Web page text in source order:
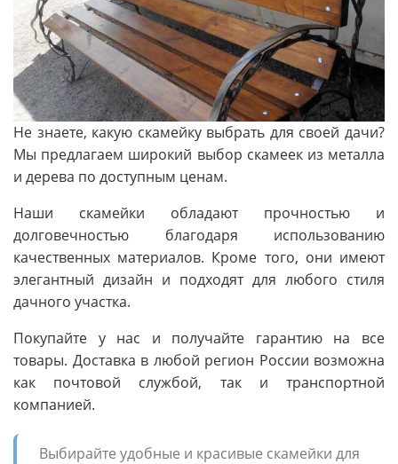
Не знаете, какую скамейку выбрать для своей дачи?
Мы предлагаем широкий выбор скамеек из металла
и дерева по доступным ценам.
Наши скамейки обладают прочностью и
долговечностью благодаря использованию
качественных материалов. Кроме того, они имеют
элегантный дизайн и подходят для любого стиля
дачного участка.
Покупайте у нас и получайте гарантию на все
товары. Доставка в любой регион России возможна
как почтовой службой, так и транспортной
компанией.
Выбирайте удобные и красивые скамейки для